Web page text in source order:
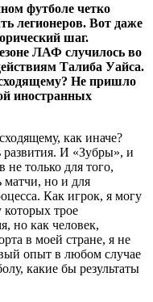
футболе четко
легионеров. Вот даже
шаг.
ЛАФ случилось во
Талиба Уайса.
Не пришло
иностранных
как иначе?
И «Зубры», и
только для того,
но и для
Как игрок, я могу
трое
но как человек,
в моей стране, я не
опыт в любом случае
какие бы результаты